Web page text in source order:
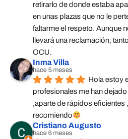
retirarlo de donde estaba
en unas plazas que no le
faltarme el respeto. Aunque
llevará una reclamación,
OCU.
Inma Villa
hace 5 meses
Hola estoy
profesionales me han
,aparte de rápidos eficientes
recomiendo
Cristiano Augusto
hace 6 meses